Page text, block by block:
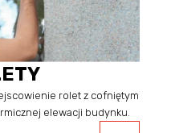
rolet z cofniętym
elewacji budynku.